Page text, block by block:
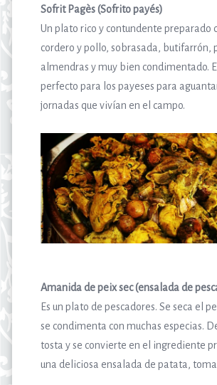
Sofrit Pagès (Sofrito payés)
Un plato rico y contundente preparado
cordero y pollo, sobrasada, butifarrón,
almendras y muy bien condimentado.
perfecto para los payeses para
jornadas que vivían en el campo.
Amanida de peix sec (ensalada de
Es un plato de pescadores. Se seca el
se condimenta con muchas especias.
tosta y se convierte en el ingrediente
una deliciosa ensalada de patata,